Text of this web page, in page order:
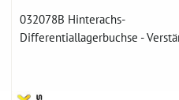
032078B Hinterachs-
Differentiallagerbuchse -